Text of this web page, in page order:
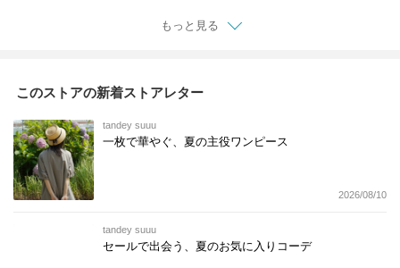
もっと見る
このストアの新着ストアレター
tandey suuu
一枚で華やぐ、夏の主役ワンピース
2026/08/10
tandey suuu
セールで出会う、夏のお気に入りコーデ